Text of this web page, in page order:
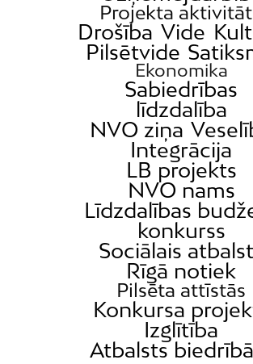
Projekta
Drošība Vide
Pilsētvide
Ekonomika
Sabiedrības
līdzdalība
NVO ziņa
Integrācija
LB projekts
NVO nams
Līdzdalības
konkurss
Sociālais
Rīgā notiek
Pilsēta attīstās
Konkursa
Izglītība
Atbalsts